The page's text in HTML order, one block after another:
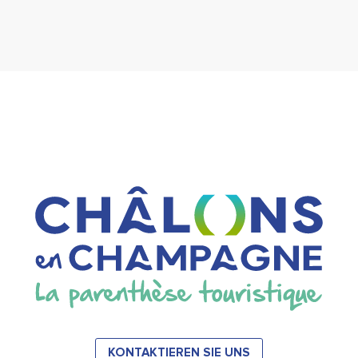
KONTAKTIEREN SIE UNS